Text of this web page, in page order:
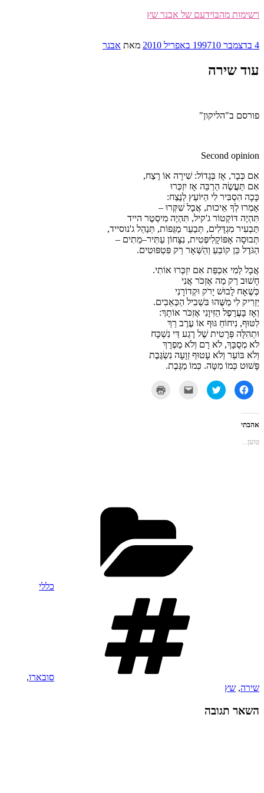
דילוג
רשימות מהבּוֹידעם של אבנר שץ
פורסם
4 בדצמבר 1997 10 באפריל 2010 מאת אבנר
עוד שירה
פורסם ב"הליקון"
Second opinion
אִם כְּבָר, אָז בְּגָדוֹל: שִׁירָה אוֹ רֶצַח,
אִם תַּעֲשֶׂה הַרְבֵּה אָז יִזְכְּרוּ
כָּכָה הִסְבִּיר לִי הַיּוֹעֵץ לְנֶצַח:
אָמְרוּ לְךָ אֵיכוּת, אֲבָל שִׁקְּרוּ–
תִּהְיֶה דּוֹקְטוֹר ג'קיל, תִּהְיֶה מִיסְטֶר הייד
תַּבְעִיר מִגְדָּלִים, תְּבַעֵר מַגֵּפוֹת, תְּנַהֵל ג'נוסייד,
תְּבוּסָה אָפּוֹקָלִיפְּטִית, נִצָּחוֹן עַתִּיר–מֵתִים –
הַגֹּדֶל כֵּן קוֹבֵעַ וְהַשְּׁאָר רַק פִּטְפּוּטִים.
אֲבָל לְמִי אִכְפַּת אִם יִזְכְּרוּ אוֹתִי.
חָשׁוּב רַק מַה אֶזְכֹּר אֲנִי
כְּשֶׁאָח לָבוּשׁ יָרֹק וּקְדוֹרָנִי
יַזְרִיק לִי מַשֶּׁהוּ בִּשְׁבִיל הַכְּאֵבִים.
וְאָז בָּעֲרָפֶל הַזִּיוָנִי אֶזְכֹּר אוֹתָךְ:
לִטּוּף, נִיחוֹחַ גּוּף אוֹ עֶרֶב רַךְ
וּתְהִלָּה פְּרָטִית שֶׁל רֶגַע דֵּי נִשְׁכָּח
לֹא מְסֻבָּךְ, לֹא רָם וְלֹא מֻפְרָךְ
וְלֹא בּוֹעֵר וְלֹא עָטוּף זְוָעָה נִשְׂגֶּבֶת
פָּשׁוּט כְּמוֹ מִטָּה. כְּמוֹ מַגֶּבֶת.
לחיצה
לשיתוף
בפייסבוק
לחצו
כדי
אהבתי
טוען...
כללי
סובארו,
שירה, שץ
השאר תגובה